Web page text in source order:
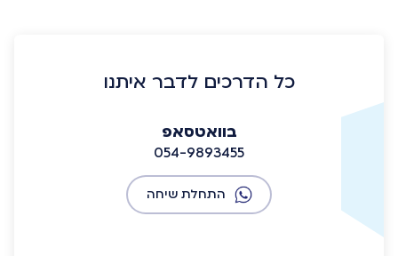
כל הדרכים לדבר איתנו
בוואטסאפ
054-9893455
התחלת שיחה